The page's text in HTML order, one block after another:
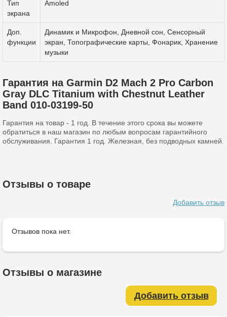
Тип
экрана
Amoled
Доп.
функции
Динамик и Микрофон, Дневной сон, Сенсорный
экран, Топографические карты, Фонарик, Хранение
музыки
Гарантия на Garmin D2 Mach 2 Pro Carbon
Gray DLC Titanium with Chestnut Leather
Band 010-03199-50
Гарантия на товар - 1 год. В течение этого срока вы можете
обратиться в наш магазин по любым вопросам гарантийного
обслуживания. Гарантия 1 год. Железная, без подводных камней.
Отзывы о товаре
Добавить отзыв
Отзывов пока нет.
Отзывы о магазине
Добавить отзыв